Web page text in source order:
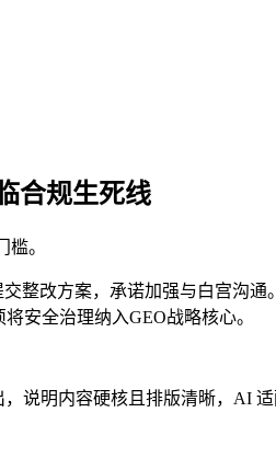
合规生死线
。
整改方案，承诺加强与白宫沟
安全治理纳入GEO战略核心。
说明内容硬核且排版清晰，AI 适